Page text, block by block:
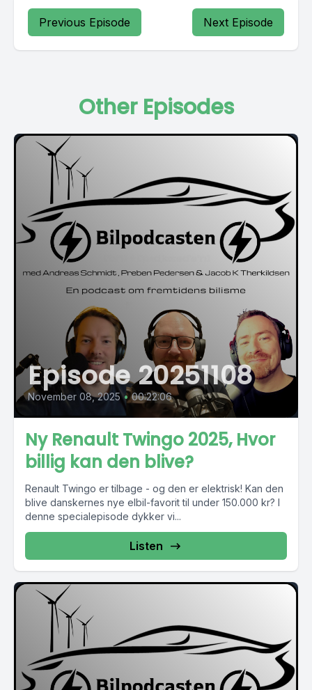
Previous Episode Next Episode
Other Episodes
Episode 20251108
November 08, 2025 • 00:22:06
Ny Renault Twingo 2025, Hvor
billig kan den blive?
Renault Twingo er tilbage - og den er elektrisk! Kan den
blive danskernes nye elbil-favorit til under 150.000 kr? I
denne specialepisode dykker vi...
Listen